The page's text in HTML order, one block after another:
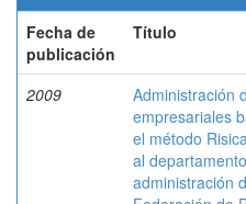
Fecha de
publicación
Título
2009
Administración
empresariales
el método
al
administración